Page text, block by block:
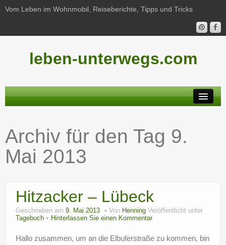
Vom Leben im Wohnmobil, Reiseberichte, Tipps und Tricks
leben-unterwegs.com
Reiseberichte
Unterwegs
Freizeit
Wohnmobil-Technik
?
Archiv für den Tag 9.
Mai 2013
Hitzacker – Lübeck
Geschrieben am 9. Mai 2013 Von Henning Veröffentlicht unter
Tagebuch
Hinterlassen Sie einen Kommentar
Hallo zusammen, um an die Elbuferstraße zu kommen, bin